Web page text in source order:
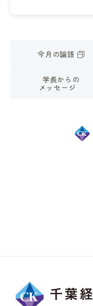
今月の論語
学長からの
メッセージ